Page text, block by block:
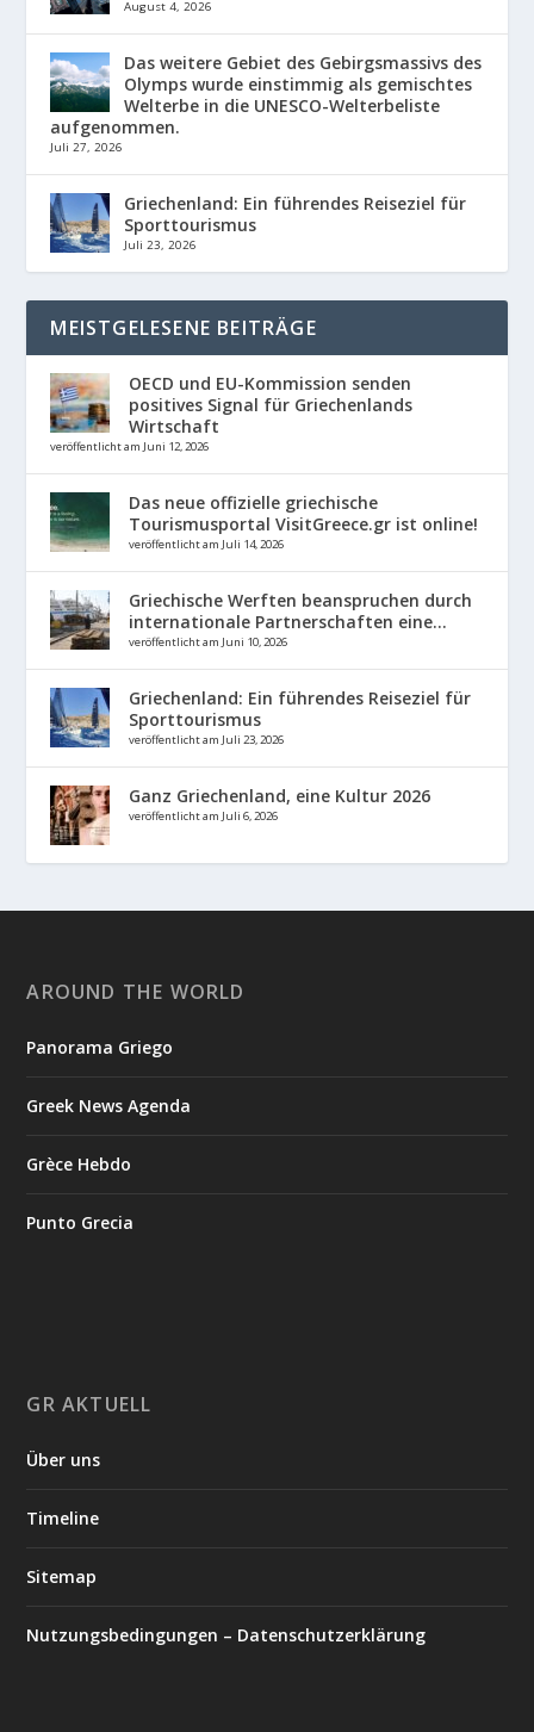
August 4, 2026
Das weitere Gebiet des Gebirgsmassivs des
Olymps wurde einstimmig als gemischtes
Welterbe in die UNESCO-Welterbeliste
aufgenommen.
Juli 27, 2026
Griechenland: Ein führendes Reiseziel für
Sporttourismus
Juli 23, 2026
MEISTGELESENE BEITRÄGE
OECD und EU-Kommission senden
positives Signal für Griechenlands
Wirtschaft
veröffentlicht am Juni 12, 2026
Das neue offizielle griechische
Tourismusportal VisitGreece.gr ist online!
veröffentlicht am Juli 14, 2026
Griechische Werften beanspruchen durch
internationale Partnerschaften eine...
veröffentlicht am Juni 10, 2026
Griechenland: Ein führendes Reiseziel für
Sporttourismus
veröffentlicht am Juli 23, 2026
Ganz Griechenland, eine Kultur 2026
veröffentlicht am Juli 6, 2026
AROUND THE WORLD
Panorama Griego
Greek News Agenda
Grèce Hebdo
Punto Grecia
GR AKTUELL
Über uns
Timeline
Sitemap
Nutzungsbedingungen – Datenschutzerklärung